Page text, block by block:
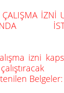
ÇALIŞMA İZNİ
izni
Belgeler: